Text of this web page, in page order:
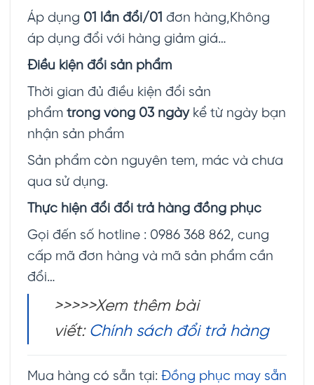
Áp dụng 01 lần đổi/01 đơn hàng,Không
áp dụng đổi với hàng giảm giá…
Điều kiện đổi sản phẩm
Thời gian đủ điều kiện đổi sản
phẩm trong vòng 03 ngàykể từ ngày bạn
nhận sản phẩm
Sản phẩm còn nguyên tem, mác và chưa
qua sử dụng.
Thực hiện đổi đổi trả hàng đồng phục
Gọi đến số hotline : 0986 368 862, cung
cấp mã đơn hàng và mã sản phẩm cần
đổi…
>>>>>Xem thêm bài
viết: Chính sách đổi trả hàng
Mua hàng có sẵn tại: Đồng phục may sẵn